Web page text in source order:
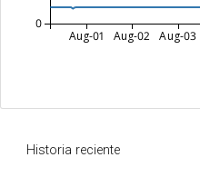
Aug-01 Aug-02 Aug-03
0
Historia reciente